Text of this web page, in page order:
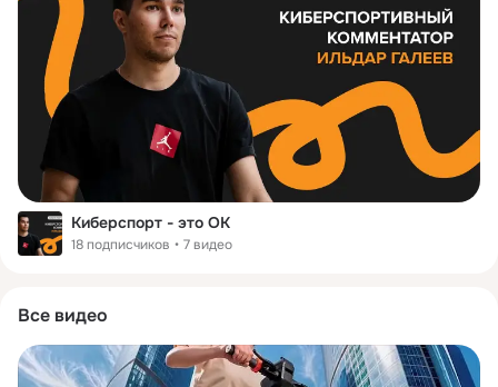
Киберспорт - это ОК
18 подписчиков 7 видео
Все видео